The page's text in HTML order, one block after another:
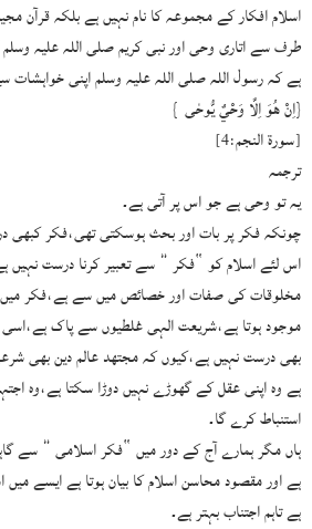
اسلام افکار کے مجموعہ کا نام نہیں ہے بلکہ قرآن
طرف سے اتاری وحی اور نبی کریم صلی اللہ علیہ
ہے کہ رسول اللہ صلی اللہ علیہ وسلم اپنی خواہشات
{اِنْ هُوَ اِلَّا وَحْيٌ يُّوحٰى }
[سورة النجم:4]
ترجمہ
یہ تو وحی ہے جو اس پر آتی ہے۔
چونکہ فکر پر بات اور بحث ہوسکتی تھی،فکر کبھی
اس لئے اسلام کو “فکر ” سے تعبیر کرنا درست
مخلوقات کی صفات اور خصائص میں سے ہے،فکر میں
موجود ہوتا ہے،شریعت الہی غلطیوں سے پاک
بھی درست نہیں ہے،کیوں کہ مجتھد عالم دین بھی
ہے وہ اپنی عقل کے گھوڑے نہیں دوڑا سکتا ہے،وہ
استنباط کرے گا۔
ہاں مگر ہمارے آج کے دور میں “فکر اسلامی ” سے
ہے اور مقصود محاسن اسلام کا بیان ہوتا ہے ایسے
ہے تاہم اجتناب بہتر ہے۔